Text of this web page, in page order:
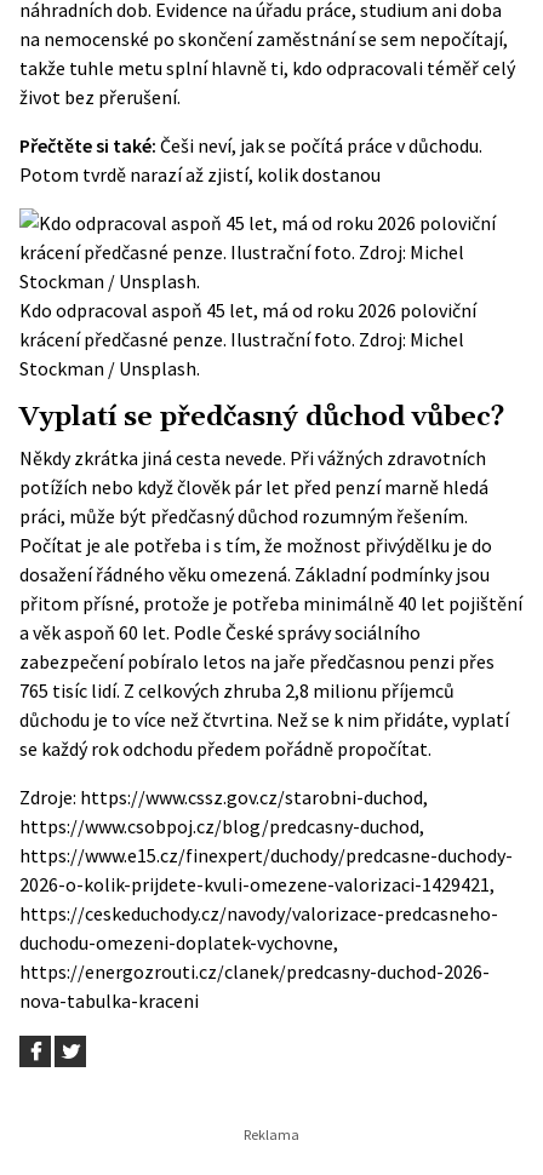
náhradních dob. Evidence na úřadu práce, studium ani doba
na nemocenské po skončení zaměstnání se sem nepočítají,
takže tuhle metu splní hlavně ti, kdo odpracovali téměř celý
život bez přerušení.
Přečtěte si také: Češi neví, jak se počítá práce v důchodu.
Potom tvrdě narazí až zjistí, kolik dostanou
Kdo odpracoval aspoň 45 let, má od roku 2026 poloviční
krácení předčasné penze. Ilustrační foto. Zdroj: Michel
Stockman / Unsplash.
Vyplatí se předčasný důchod vůbec?
Někdy zkrátka jiná cesta nevede. Při vážných zdravotních
potížích nebo když člověk pár let před penzí marně hledá
práci, může být předčasný důchod rozumným řešením.
Počítat je ale potřeba i s tím, že možnost přivýdělku je do
dosažení řádného věku omezená. Základní podmínky jsou
přitom přísné, protože je potřeba minimálně 40 let pojištění
a věk aspoň 60 let. Podle České správy sociálního
zabezpečení pobíralo letos na jaře předčasnou penzi přes
765 tisíc lidí. Z celkových zhruba 2,8 milionu příjemců
důchodu je to více než čtvrtina. Než se k nim přidáte, vyplatí
se každý rok odchodu předem pořádně propočítat.
Zdroje: https://www.cssz.gov.cz/starobni-duchod,
https://www.csobpoj.cz/blog/predcasny-duchod,
https://www.e15.cz/finexpert/duchody/predcasne-duchody-
2026-o-kolik-prijdete-kvuli-omezene-valorizaci-1429421,
https://ceskeduchody.cz/navody/valorizace-predcasneho-
duchodu-omezeni-doplatek-vychovne,
https://energozrouti.cz/clanek/predcasny-duchod-2026-
nova-tabulka-kraceni